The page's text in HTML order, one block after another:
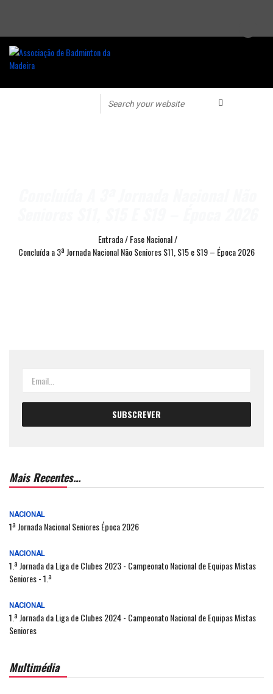
Entrada/ Fase Nacional/
Concluída a 3ª Jornada Nacional Não Seniores S11, S15 e S19 – Época 2026
Mais Recentes...
NACIONAL
1ª Jornada Nacional Seniores Época 2026
NACIONAL
1.ª Jornada da Liga de Clubes 2023 - Campeonato Nacional de Equipas Mistas
Seniores - 1.ª
NACIONAL
1.ª Jornada da Liga de Clubes 2024 - Campeonato Nacional de Equipas Mistas
Seniores
Multimédia